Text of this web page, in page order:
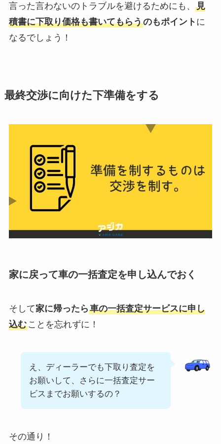
言った言わないのトラブルを避けるためにも、 見
積書に下取り価格も書いてもらうのもポイント に
なるでしょう！
最終交渉に向けた下準備をする
家に戻って車の一括査定を申し込んでおく
そして家に帰ったら車の一括査定サービスに申し
込むことを忘れずに！
え、ディーラーでも下取り査定を
お願いして、さらに一括査定サー
ビスまでお願いするの？
その通り！